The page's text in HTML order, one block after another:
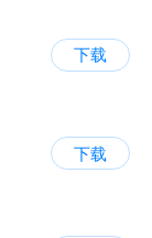
下载
下载